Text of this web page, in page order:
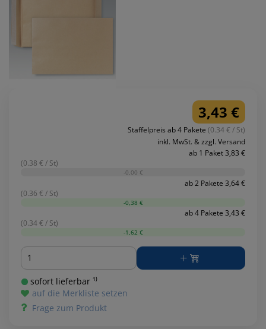
3,43 €
Staffelpreis ab 4 Pakete (0.34 € / St)
inkl. MwSt. & zzgl. Versand
ab 1 Paket 3,83 €
(0.38 € / St)
-0,00 €
ab 2 Pakete 3,64 €
(0.36 € / St)
-0,38 €
ab 4 Pakete 3,43 €
(0.34 € / St)
-1,62 €
Menge
sofort lieferbar ¹⁾
auf die Merkliste setzen
Frage zum Produkt